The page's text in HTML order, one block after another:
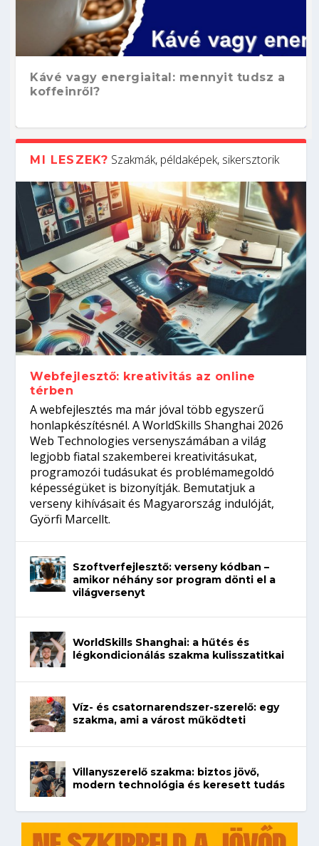
Kávé vagy energiaital: mennyit tudsz a
koffeinről?
Hogyan készíts ATS-barát önéletrajzot?
Így növelheted az esélyedet az
állásinterjúra...
Kitalálod, mire használják ezeket a
gépeket?
Nem sikerült az egyetemi felvételi?
Tanulj szakmát!
Szoftverfejlesztő: verseny kódban –
amikor néhány sor program dönti el a
világversenyt...
MI LESZEK? Szakmák, példaképek, sikersztorik
Webfejlesztő: kreativitás az online
térben
A webfejlesztés ma már jóval több egyszerű
honlapkészítésnél. A WorldSkills Shanghai 2026
Web Technologies versenyszámában a világ
legjobb fiatal szakemberei kreativitásukat,
programozói tudásukat és problémamegoldó
képességüket is bizonyítják. Bemutatjuk a
verseny kihívásait és Magyarország indulóját,
Györfi Marcellt.
Szoftverfejlesztő: verseny kódban –
amikor néhány sor program dönti el a
világversenyt
WorldSkills Shanghai: a hűtés és
légkondicionálás szakma kulisszatitkai
Víz- és csatornarendszer-szerelő: egy
szakma, ami a várost működteti
Villanyszerelő szakma: biztos jövő,
modern technológia és keresett tudás